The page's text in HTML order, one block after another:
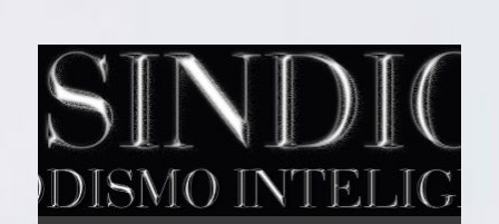
EL SINDICAL
Periodismo Inteligente